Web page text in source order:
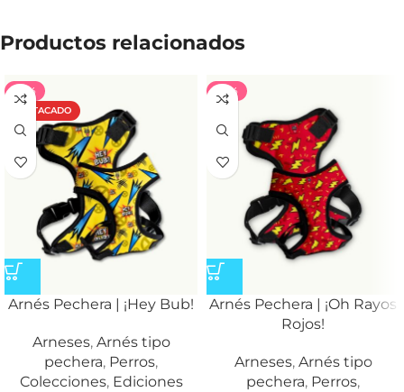
Productos relacionados
-35%
DESTACADO
Arnés Pechera | ¡Hey Bub!
Arneses, Arnés tipo
pechera, Perros,
Colecciones, Ediciones
-35%
Arnés Pechera | ¡Oh Rayos
Rojos!
Arneses, Arnés tipo
pechera, Perros,